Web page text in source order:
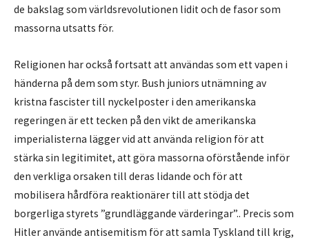
de bakslag som världsrevolutionen lidit och de fasor som
massorna utsatts för.
Religionen har också fortsatt att användas som ett vapen i
händerna på dem som styr. Bush juniors utnämning av
kristna fascister till nyckelposter i den amerikanska
regeringen är ett tecken på den vikt de amerikanska
imperialisterna lägger vid att använda religion för att
stärka sin legitimitet, att göra massorna oförstående inför
den verkliga orsaken till deras lidande och för att
mobilisera hårdföra reaktionärer till att stödja det
borgerliga styrets ”grundläggande värderingar”.. Precis som
Hitler använde antisemitism för att samla Tyskland till krig,